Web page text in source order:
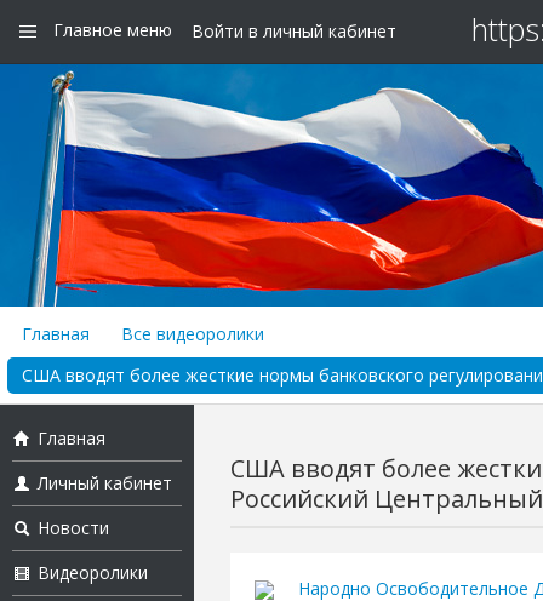
Главное меню Войти в личный кабинет
Главная
Все видеоролики
США вводят более жесткие нормы банковского
Главная
Личный кабинет
Новости
Видеоролики
США вводят более
Российский
Народно Освободительное